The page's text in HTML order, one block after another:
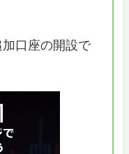
口座の開設で